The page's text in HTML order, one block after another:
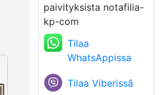
paivityksista notafilia-
kp-com
Tilaa
WhatsAppissa
Tilaa Viberissã